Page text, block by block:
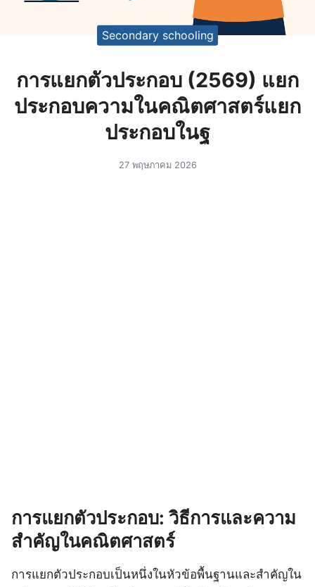
Secondary schooling
การแยกตัวประกอบ (2569) แยก
ประกอบความในคณิตศาสตร์แยก
ประกอบในฐ
27 พฤษภาคม 2026
การแยกตัวประกอบ: วิธีการและความ
สำคัญในคณิตศาสตร์
การแยกตัวประกอบเป็นหนึ่งในหัวข้อพื้นฐานและสำคัญใน